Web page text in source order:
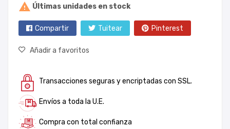
 Últimas unidades en stock
Compartir Tuitear Pinterest
Añadir a favoritos
Transacciones seguras y encriptadas con SSL.
Envíos a toda la U.E.
Compra con total confianza